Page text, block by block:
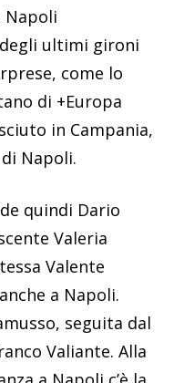
Napoli
ultimi gironi
come lo
di +Europa
in Campania,
Napoli.
quindi Dario
Valeria
Valente
a Napoli.
seguita dal
Valiante. Alla